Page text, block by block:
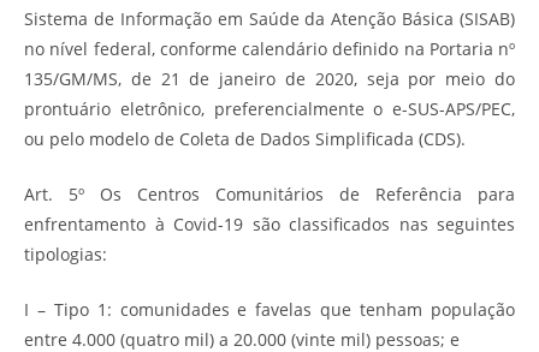
Sistema de Informação em Saúde da Atenção Básica (SISAB)
no nível federal, conforme calendário definido na Portaria nº
135/GM/MS, de 21 de janeiro de 2020, seja por meio do
prontuário eletrônico, preferencialmente o e-SUS-APS/PEC,
ou pelo modelo de Coleta de Dados Simplificada (CDS).
Art. 5º Os Centros Comunitários de Referência para
enfrentamento à Covid-19 são classificados nas seguintes
tipologias:
I – Tipo 1: comunidades e favelas que tenham população
entre 4.000 (quatro mil) a 20.000 (vinte mil) pessoas; e